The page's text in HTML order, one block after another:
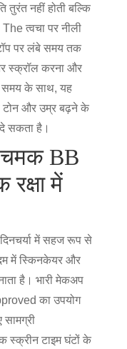
तुरंत नहीं होती बल्कि
The त्वचा पर नीली
पर लंबे समय तक
स्क्रॉल करना और
समय के साथ, यह
टोन और उम्र बढ़ने के
सकता है।
चमक BB
रक्षा में
दिनचर्या में सहज रूप से
में स्किनकेयर और
है। भारी मेकअप
का उपयोग
स्क्रीन टाइम घंटों के